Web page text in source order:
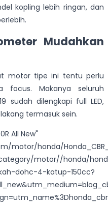
kopling lebih ringan, dan
Mudahkan
motor tipe ini tentu perlu
focus. Makanya seluruh
sudah dilengkapi full LED,
termasuk sein.
All New"
motor/honda/
motor//honda/
dohc-4-katup-150cc?